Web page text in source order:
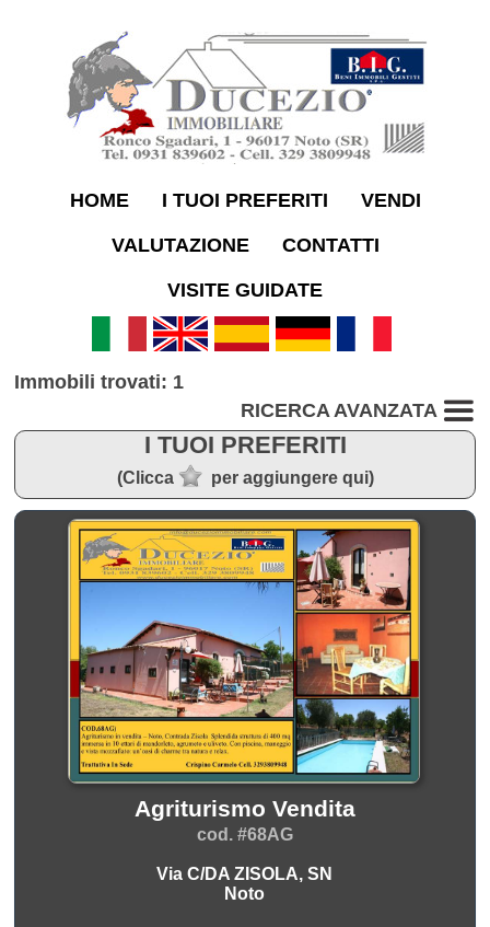
HOME I TUOI PREFERITI VENDI
VALUTAZIONE CONTATTI
VISITE GUIDATE
Immobili trovati: 1
RICERCA AVANZATA
I TUOI PREFERITI
(Clicca per aggiungere qui)
Agriturismo Vendita
cod. #68AG
Via C/DA ZISOLA, SN
Noto